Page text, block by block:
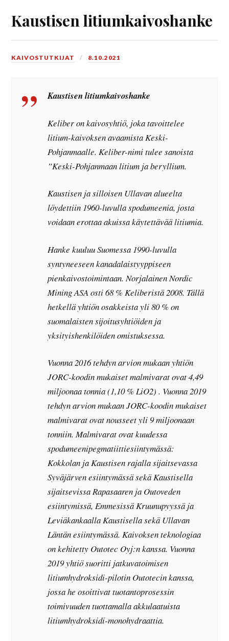
Kaustisen litiumkaivoshanke
KAIVOSTUTKIJAT 8.10.2021
Kaustisen litiumkaivoshanke
Keliber on kaivosyhtiö, joka tavoittelee
litium-kaivoksen avaamista Keski-
Pohjanmaalle. Keliber-nimi tulee sanoista
”Keski-Pohjanmaan litium ja beryllium.
Kaustisen ja silloisen Ullavan alueelta
löydettiin 1960-luvulla spodumeenia, josta
voidaan erottaa akuissa käytettävää litiumia.
Hanke kuuluu Suomessa 1990-luvulla
syntyneeseen kanadalaistyyppiseen
pienkaivostoimintaan. Norjalainen Nordic
Mining ASA osti 68 % Keliberistä 2008. Tällä
hetkellä yhtiön osakkeista yli 80 % on
suomalaisten sijoitusyhtiöiden ja
yksityishenkilöiden omistuksessa.
Vuonna 2016 tehdyn arvion mukaan yhtiön
JORC-koodin mukaiset malmivarat ovat 4,49
miljoonaa tonnia (1,10 % LiO2) . Vuonna 2019
tehdyn arvion mukaan JORC-koodin mukaiset
malmivarat ovat nousseet yli 9 miljoonaan
tonniin. Malmivarat ovat kuudessa
spodumeenipegmatiittiesiintymässä:
Kokkolan ja Kaustisen rajalla sijaitsevassa
Syväjärven esiintymässä sekä Kaustisella
sijaitsevissa Rapasaaren ja Outoveden
esiintymissä, Emmesissä Kruunupyyssä ja
Leviäkankaalla Kaustisella sekä Ullavan
Läntän esiintymässä. Kaivoksen teknologiaa
on kehitetty Outotec Oyj:n kanssa. Vuonna
2019 yhtiö suoritti jatkuvatoimisen
litiumhydroksidi-pilotin Outotecin kanssa,
jossa he osoittivat tuotantoprosessin
toimivuuden tuottamalla akkulaatuista
litiumhydroksidi-monohydraattia.